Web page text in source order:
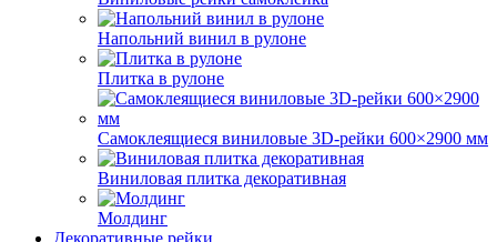
Напольний винил в рулоне
Плитка в рулоне
Самоклеящиеся виниловые 3D‑рейки 600×2900 мм
Виниловая плитка декоративная
Молдинг
Декоративные рейки